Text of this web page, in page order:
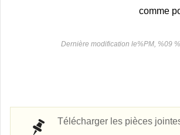
comme
Dernière modification le%PM, %09
Télécharger les pièces